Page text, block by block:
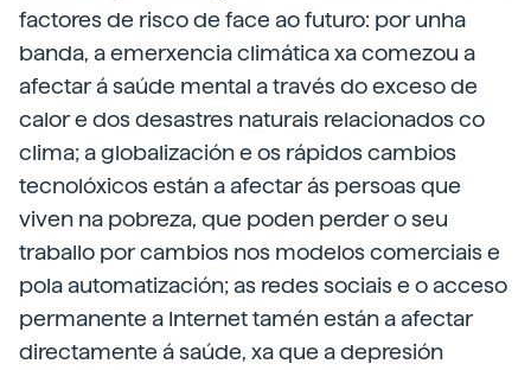
factores de risco de face ao futuro: por unha
banda, a emerxencia climática xa comezou a
afectar á saúde mental a través do exceso de
calor e dos desastres naturais relacionados co
clima; a globalización e os rápidos cambios
tecnolóxicos están a afectar ás persoas que
viven na pobreza, que poden perder o seu
traballo por cambios nos modelos comerciais e
pola automatización; as redes sociais e o acceso
permanente a Internet tamén están a afectar
directamente á saúde, xa que a depresión